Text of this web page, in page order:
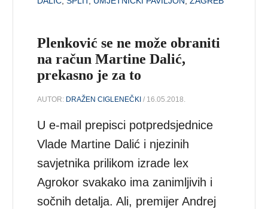
Plenković se ne može obraniti
na račun Martine Dalić,
prekasno je za to
AUTOR: DRAŽEN CIGLENEČKI / 16.05.2018.
U e-mail prepisci potpredsjednice
Vlade Martine Dalić i njezinih
savjetnika prilikom izrade lex
Agrokor svakako ima zanimljivih i
sočnih detalja. Ali, premijer Andrej